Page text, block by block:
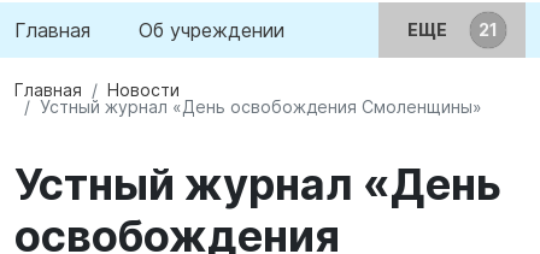
Главная Об учреждении ЕЩЕ
Главная
Новости
Устный журнал «День освобождения Смоленщины»
Устный журнал «День
освобождения